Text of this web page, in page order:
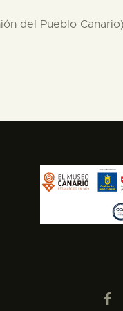
del Pueblo